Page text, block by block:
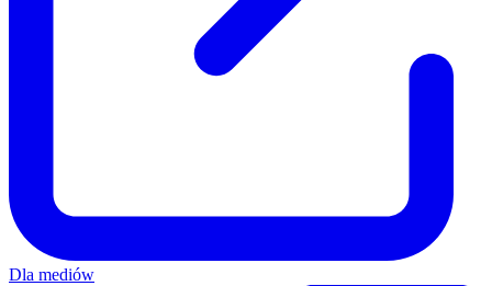
Dla mediów